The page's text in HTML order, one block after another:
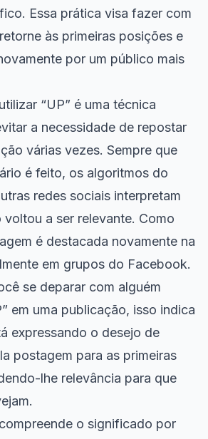
Essa prática visa fazer com
às primeiras posições e
por um público mais
“UP” é uma técnica
a necessidade de repostar
várias vezes. Sempre que
é feito, os algoritmos do
redes sociais interpretam
a ser relevante. Como
é destacada novamente na
em grupos do Facebook.
se deparar com alguém
em uma publicação, isso indica
expressando o desejo de
postagem para as primeiras
lhe relevância para que
o significado por